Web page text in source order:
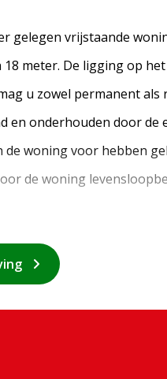
gelegen vrijstaande
meter. De ligging op
u zowel permanent
en onderhouden door de
woning voor hebben
de woning